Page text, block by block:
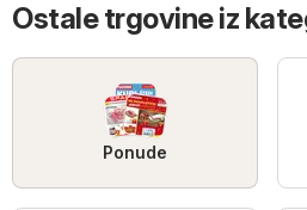
Ostale trgovine iz
Ponude